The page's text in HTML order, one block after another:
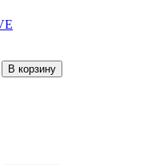
В корзину